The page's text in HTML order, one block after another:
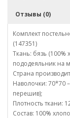
Отзывы (0)
Комплект
(147351)
Ткань: бязь (100%
пододеяльник на
Страна
Наволочки: 70*70
перешив);
Плотность ткани:
Состав: 100%